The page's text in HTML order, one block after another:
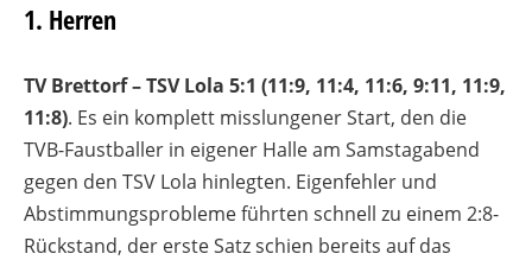
1. Herren
TV Brettorf – TSV Lola 5:1 (11:9, 11:4, 11:6, 9:11, 11:9,
11:8). Es ein komplett misslungener Start, den die
TVB-Faustballer in eigener Halle am Samstagabend
gegen den TSV Lola hinlegten. Eigenfehler und
Abstimmungsprobleme führten schnell zu einem 2:8-
Rückstand, der erste Satz schien bereits auf das